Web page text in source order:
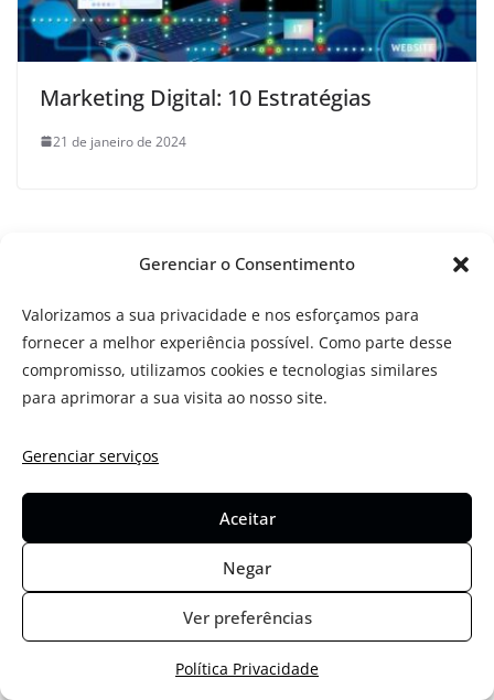
Gerenciar o Consentimento
Valorizamos a sua privacidade e nos esforçamos para
fornecer a melhor experiência possível. Como parte desse
compromisso, utilizamos cookies e tecnologias similares
para aprimorar a sua visita ao nosso site.
Gerenciar serviços
Aceitar
Negar
Ver preferências
Política Privacidade
Marketing Digital: 10 Estratégias
21 de janeiro de 2024
Deixe um comentário
O seu endereço de e-mail não será publicado. Campos
obrigatórios são marcados com*
Comentário*